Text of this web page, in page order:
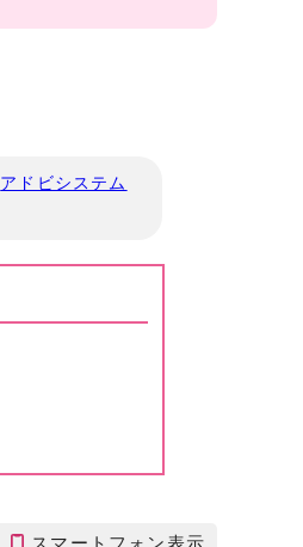
アドビシステム